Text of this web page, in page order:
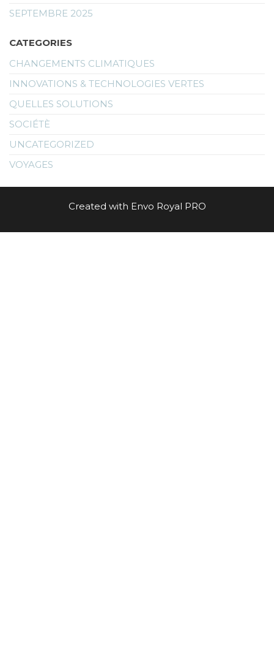
SEPTEMBRE 2025
CATEGORIES
CHANGEMENTS CLIMATIQUES
INNOVATIONS & TECHNOLOGIES VERTES
QUELLES SOLUTIONS
SOCIÉTÈ
UNCATEGORIZED
VOYAGES
Created with Envo Royal PRO